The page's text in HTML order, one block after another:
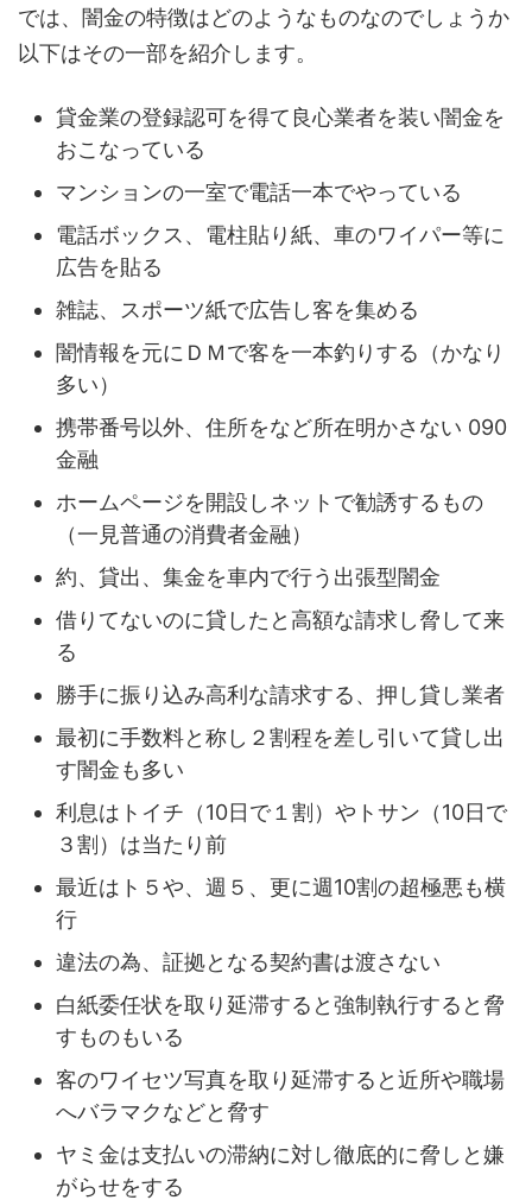
では、闇金の特徴はどのようなものなのでしょうか
以下はその一部を紹介します。
貸金業の登録認可を得て良心業者を装い闇金を
おこなっている
マンションの一室で電話一本でやっている
電話ボックス、電柱貼り紙、車のワイパー等に
広告を貼る
雑誌、スポーツ紙で広告し客を集める
闇情報を元にＤＭで客を一本釣りする（かなり
多い）
携帯番号以外、住所をなど所在明かさない 090
金融
ホームページを開設しネットで勧誘するもの
（一見普通の消費者金融）
約、貸出、集金を車内で行う出張型闇金
借りてないのに貸したと高額な請求し脅して来
る
勝手に振り込み高利な請求する、押し貸し業者
最初に手数料と称し２割程を差し引いて貸し出
す闇金も多い
利息はトイチ（10日で１割）やトサン（10日で
３割）は当たり前
最近はト５や、週５、更に週10割の超極悪も横
行
違法の為、証拠となる契約書は渡さない
白紙委任状を取り延滞すると強制執行すると脅
すものもいる
客のワイセツ写真を取り延滞すると近所や職場
へバラマクなどと脅す
ヤミ金は支払いの滞納に対し徹底的に脅しと嫌
がらせをする